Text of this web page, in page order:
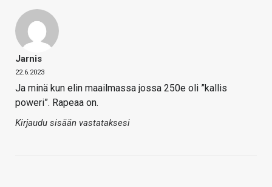
Jarnis
22.6.2023
Ja minä kun elin maailmassa jossa 250e oli ”kallis
poweri”. Rapeaa on.
Kirjaudu sisään vastataksesi